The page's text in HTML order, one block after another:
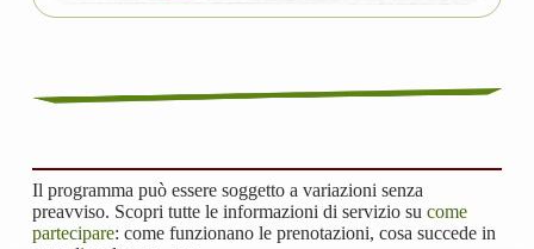
Il programma può essere soggetto a variazioni senza
preavviso. Scopri tutte le informazioni di servizio su come
partecipare: come funzionano le prenotazioni, cosa succede in